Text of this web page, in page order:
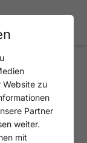
Website zu
Partner
weiter.
mit